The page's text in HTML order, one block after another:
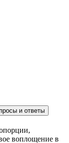
и ответы
воплощение в